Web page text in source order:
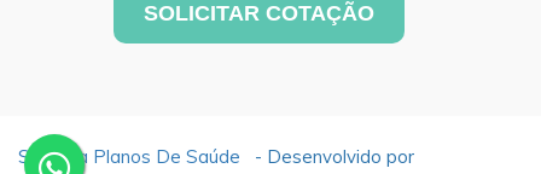
SOLICITAR COTAÇÃO
Simetria Planos De Saúde - Desenvolvido por